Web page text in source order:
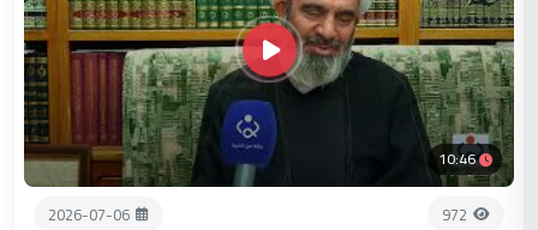
10:46
972
2026-07-06